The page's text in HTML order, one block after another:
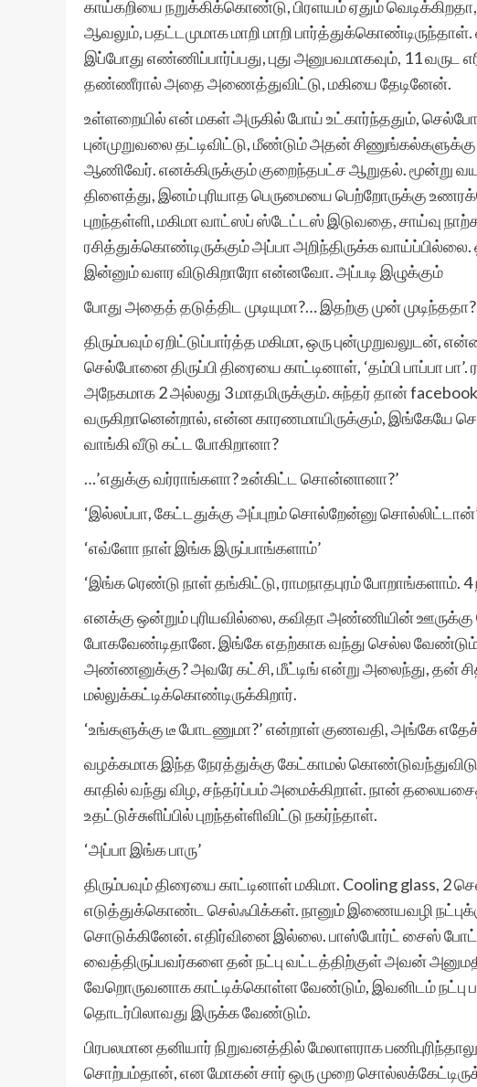
காய்கறியை நறுக்கிக்கொண்டு, பிரளயம் ஏதும்
ஆவலும், பதட்டமுமாக மாறி மாறி
இப்போது எண்ணிப்பார்ப்பது, புது அனுபவமாகவும், 11 வருட
தண்ணீரால் அதை அணைத்துவிட்டு, மகியை தேடினேன்.
உள்ளறையில் என் மகள் அருகில் போய் உட்கார்ந்ததும்,
புன்முறுவலை தட்டிவிட்டு, மீண்டும் அதன்
ஆணிவேர். எனக்கிருக்கும் குறைந்தபட்ச ஆறுதல்.
திளைத்து, இனம் புரியாத பெருமையை பெற்றோருக்கு
புறந்தள்ளி, மகிமா வாட்ஸப் ஸ்டேட்டஸ் இடுவதை, சாய்வு
ரசித்துக்கொண்டிருக்கும் அப்பா அறிந்திருக்க
இன்னும் வளர விடுகிறாரோ என்னவோ. அப்படி இழுக்கும்
போது அதைத் தடுத்திட முடியுமா?… இதற்கு முன்
திரும்பவும் ஏறிட்டுப்பார்த்த மகிமா, ஒரு
செல்போனை திருப்பி திரையை காட்டினாள், ‘தம்பி பாப்பா
அநேகமாக 2 அல்லது 3 மாதமிருக்கும். சுந்தர் தான்
வருகிறானென்றால், என்ன காரணமாயிருக்கும், இங்கேயே
வாங்கி வீடு கட்ட போகிறானா?
…’எதுக்கு வர்ராங்களா? உன்கிட்ட சொன்னானா?’
‘இல்லப்பா, கேட்டதுக்கு அப்புறம் சொல்றேன்னு
‘எவ்ளோ நாள் இங்க இருப்பாங்களாம்’
‘இங்க ரெண்டு நாள் தங்கிட்டு, ராமநாதபுரம் போறாங்களாம்.
எனக்கு ஒன்றும் புரியவில்லை, கவிதா அண்ணியின்
போகவேண்டிதானே. இங்கே எதற்காக வந்து செல்ல
அண்ணனுக்கு? அவரே கட்சி, மீட்டிங் என்று அலைந்து, தன்
மல்லுக்கட்டிக்கொண்டிருக்கிறார்.
‘உங்களுக்கு டீ போடணுமா?’ என்றாள் குணவதி, அங்கே
வழக்கமாக இந்த நேரத்துக்கு கேட்காமல்
காதில் வந்து விழ, சந்தர்ப்பம் அமைக்கிறாள். நான்
உதட்டுச்சுளிப்பில் புறந்தள்ளிவிட்டு நகர்ந்தாள்.
‘அப்பா இங்க பாரு’
திரும்பவும் திரையை காட்டினாள் மகிமா. Cooling glass, 2
எடுத்துக்கொண்ட செல்ஃபிக்கள். நானும் இணையவழி
சொடுக்கினேன். எதிர்வினை இல்லை. பாஸ்போர்ட் சைஸ்
வைத்திருப்பவர்களை தன் நட்பு வட்டத்திற்குள் அவன்
வேறொருவனாக காட்டிக்கொள்ள வேண்டும், இவனிடம் நட்பு
தொடர்பிலாவது இருக்க வேண்டும்.
பிரபலமான தனியார் நிறுவனத்தில் மேலாளராக
சொற்பம்தான், என மோகன் சார் ஒரு முறை